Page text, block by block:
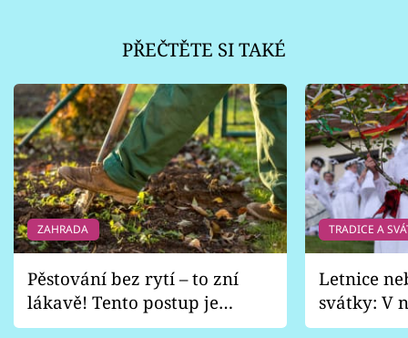
PŘEČTĚTE SI TAKÉ
ZAHRADA
Pěstování bez rytí – to zní
lákavě! Tento postup je
vhodný jen pro některé
TRADICE A
Letnice
svátky: V
pondělí